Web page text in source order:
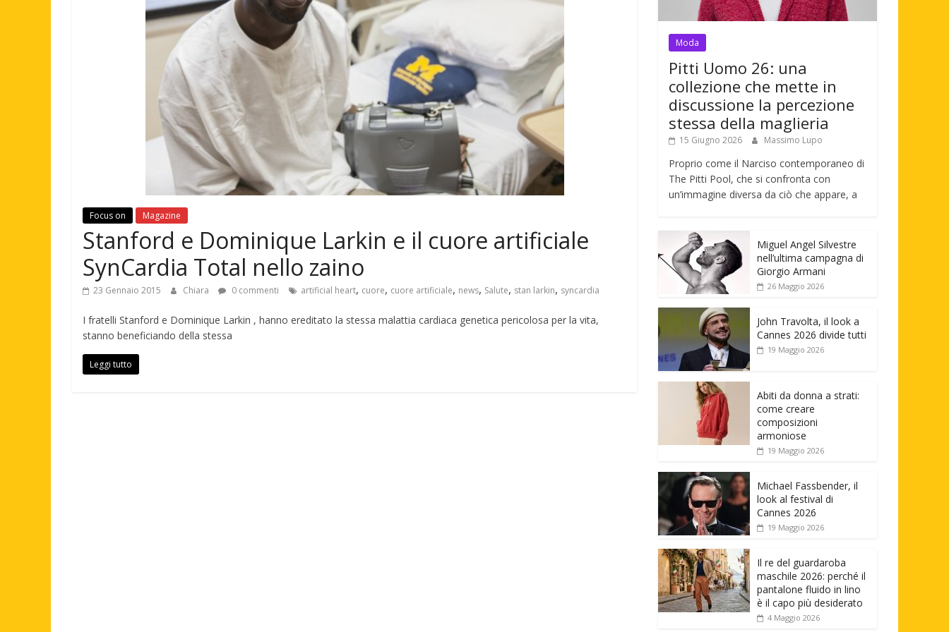
Focus on Magazine
Stanford e Dominique Larkin e il cuore artificiale
SynCardia Total nello zaino
23 Gennaio 2015 Chiara 0 commenti artificial heart, cuore, cuore artificiale, news, Salute, stan larkin, syncardia
I fratelli Stanford e Dominique Larkin , hanno ereditato la stessa malattia cardiaca genetica pericolosa per la vita,
stanno beneficiando della stessa
Leggi tutto
Moda
Pitti Uomo 26: una
collezione che mette in
discussione la percezione
stessa della maglieria
15 Giugno 2026 Massimo Lupo
Proprio come il Narciso contemporaneo di
The Pitti Pool, che si confronta con
un’immagine diversa da ciò che appare, a
Miguel Angel Silvestre
nell’ultima campagna di
Giorgio Armani
26 Maggio 2026
John Travolta, il look a
Cannes 2026 divide tutti
19 Maggio 2026
Abiti da donna a strati:
come creare
composizioni
armoniose
19 Maggio 2026
Michael Fassbender, il
look al festival di
Cannes 2026
19 Maggio 2026
Il re del guardaroba
maschile 2026: perché il
pantalone fluido in lino
è il capo più desiderato
4 Maggio 2026